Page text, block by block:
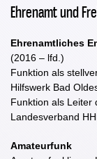
Ehrenamt und
Ehrenamtliches
(2016 – lfd.)
Funktion als
Hilfswerk Bad
Funktion als Leiter
Landesverband
Amateurfunk